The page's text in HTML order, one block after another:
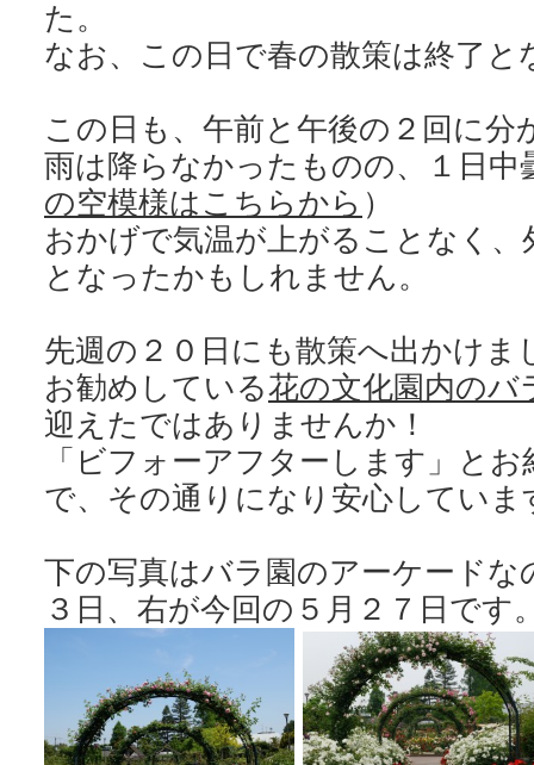
た。
なお、この日で春の散策は終了と
この日も、午前と午後の２回に
雨は降らなかったものの、１日中
の空模様はこちらから ）
おかげで気温が上がることなく
となったかもしれません。
先週の２０日にも散策へ出かけま
お勧めしている花の文化園内のバ
迎えたではありませんか！
「ビフォーアフターします」と
で、その通りになり安心していま
下の写真はバラ園のアーケードな